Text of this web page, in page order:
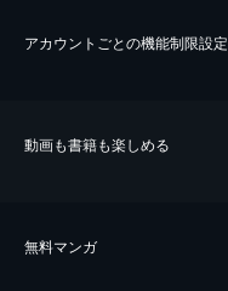
アカウントごとの機能制限設定
動画も書籍も楽しめる
無料マンガ